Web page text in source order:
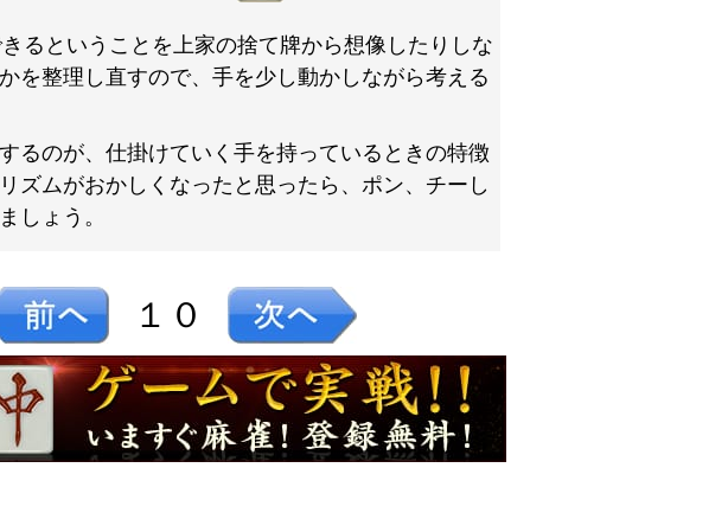
るということを上家の捨て牌から想像したりしな
を整理し直すので、手を少し動かしながら考える
るのが、仕掛けていく手を持っているときの特徴
ズムがおかしくなったと思ったら、ポン、チーし
しょう。
１０